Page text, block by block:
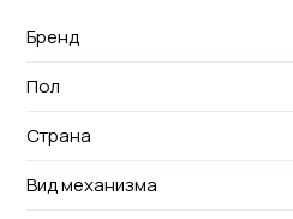
Бренд
Пол
Страна
Вид механизма